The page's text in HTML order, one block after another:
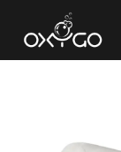
Inicio
Cámara